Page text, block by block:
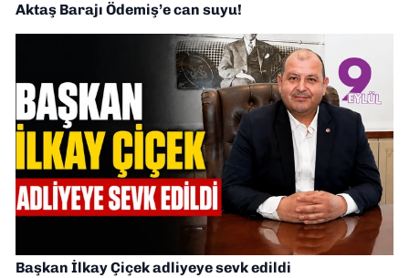
Aktaş Barajı Ödemiş’e can suyu!
Başkan İlkay Çiçek adliyeye sevk edildi